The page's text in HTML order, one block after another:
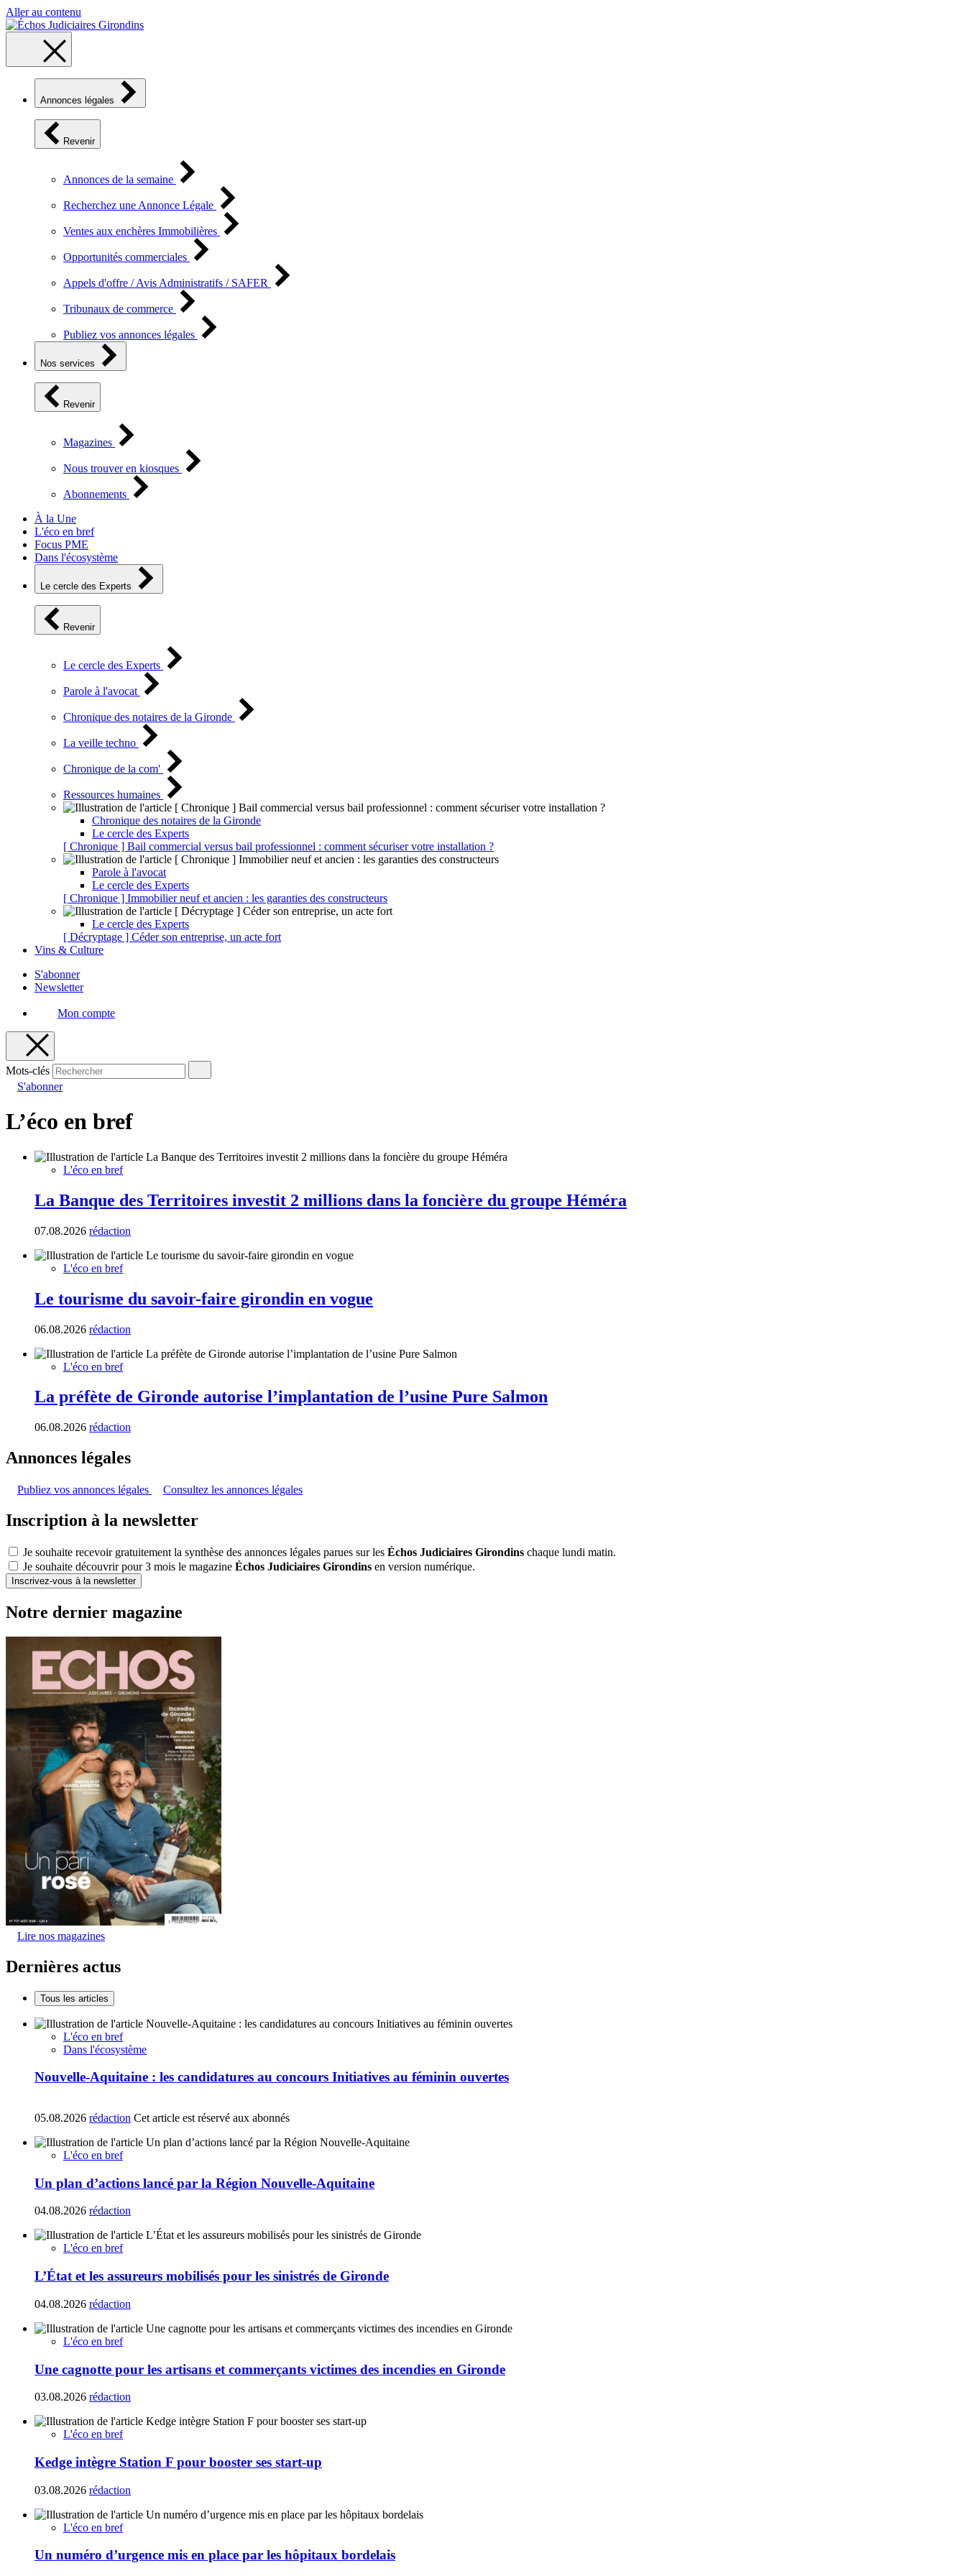
Aller au contenu
Annonces légales
Revenir
Annonces de la semaine
Recherchez une Annonce Légale
Ventes aux enchères Immobilières
Opportunités commerciales
Appels d'offre / Avis Administratifs / SAFER
Tribunaux de commerce
Publiez vos annonces légales
Nos services
Revenir
Magazines
Nous trouver en kiosques
Abonnements
À la Une
L'éco en bref
Focus PME
Dans l'écosystème
Le cercle des Experts
Revenir
Le cercle des Experts
Parole à l'avocat
Chronique des notaires de la Gironde
La veille techno
Chronique de la com'
Ressources humaines
Chronique des notaires de la Gironde
Le cercle des Experts
[ Chronique ] Bail commercial versus bail professionnel : comment sécuriser votre installation ?
Parole à l'avocat
Le cercle des Experts
[ Chronique ] Immobilier neuf et ancien : les garanties des constructeurs
Le cercle des Experts
[ Décryptage ] Céder son entreprise, un acte fort
Vins & Culture
S'abonner
Newsletter
Mon compte
Mots-clés
S'abonner
L’éco en bref
L'éco en bref
La Banque des Territoires investit 2 millions dans la foncière du groupe Héméra
07.08.2026 rédaction
L'éco en bref
Le tourisme du savoir-faire girondin en vogue
06.08.2026 rédaction
L'éco en bref
La préfète de Gironde autorise l’implantation de l’usine Pure Salmon
06.08.2026 rédaction
Annonces légales
Publiez vos annonces légales Consultez les annonces légales
Inscription à la newsletter
Je souhaite recevoir gratuitement la synthèse des annonces légales parues sur les Échos Judiciaires Girondins chaque lundi matin.
Je souhaite découvrir pour 3 mois le magazine Échos Judiciaires Girondins en version numérique.
Inscrivez-vous à la newsletter
Notre dernier magazine
Lire nos magazines
Dernières actus
Tous les articles
L'éco en bref
Dans l'écosystème
Nouvelle-Aquitaine : les candidatures au concours Initiatives au féminin ouvertes
05.08.2026 rédaction Cet article est réservé aux abonnés
L'éco en bref
Un plan d’actions lancé par la Région Nouvelle-Aquitaine
04.08.2026 rédaction
L'éco en bref
L’État et les assureurs mobilisés pour les sinistrés de Gironde
04.08.2026 rédaction
L'éco en bref
Une cagnotte pour les artisans et commerçants victimes des incendies en Gironde
03.08.2026 rédaction
L'éco en bref
Kedge intègre Station F pour booster ses start-up
03.08.2026 rédaction
L'éco en bref
Un numéro d’urgence mis en place par les hôpitaux bordelais